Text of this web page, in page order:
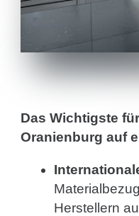
Das Wichtigste
Oranienburg auf
Herstellern